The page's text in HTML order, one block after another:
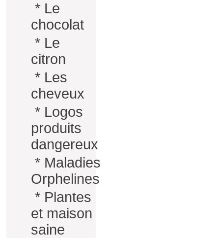
* Le
chocolat
* Le
citron
* Les
cheveux
* Logos
produits
dangereux
* Maladies
Orphelines
* Plantes
et maison
saine